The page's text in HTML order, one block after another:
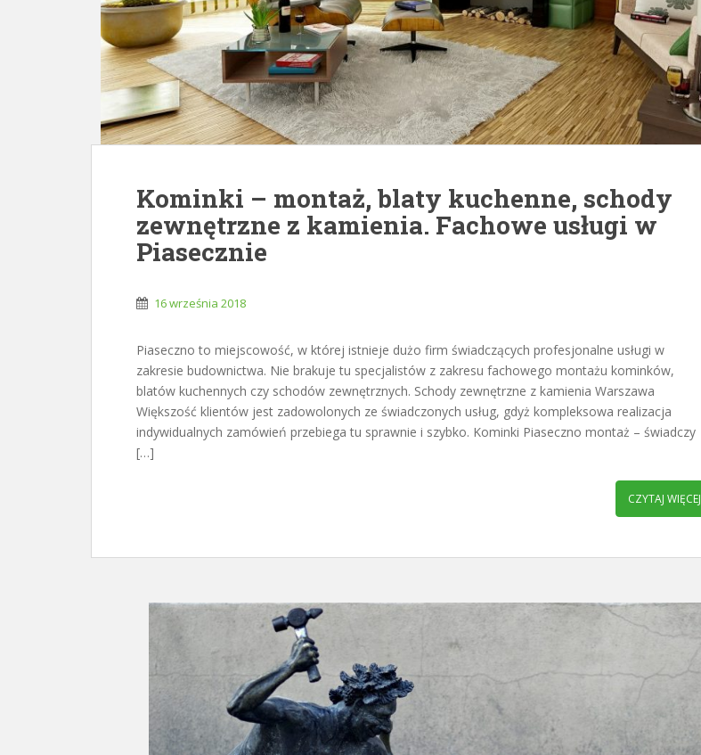
Kominki – montaż, blaty kuchenne, schody
zewnętrzne z kamienia. Fachowe usługi w
Piasecznie
16 września 2018
Piaseczno to miejscowość, w której istnieje dużo firm świadczących profesjonalne usługi w
zakresie budownictwa. Nie brakuje tu specjalistów z zakresu fachowego montażu kominków,
blatów kuchennych czy schodów zewnętrznych. Schody zewnętrzne z kamienia Warszawa
Większość klientów jest zadowolonych ze świadczonych usług, gdyż kompleksowa realizacja
indywidualnych zamówień przebiega tu sprawnie i szybko. Kominki Piaseczno montaż – świadczy
[…]
CZYTAJ WIĘCEJ